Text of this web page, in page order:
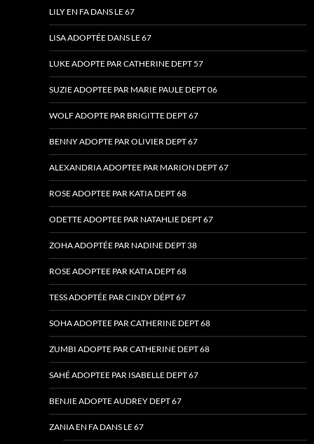
LILY EN FA DANS LE 67
LISA ADOPTÉE DANS LE 67
LUKE ADOPTE PAR CATHERINE DEPT 57
SUZIE ADOPTEE PAR MARIE PAULE DEPT 06
WOLF ADOPTE PAR BRIGITTE DEPT 67
BENNY ADOPTE PAR OLIVIER DEPT 67
ALEXANDRIA ADOPTEE PAR MARION DEPT 67
ROSE ADOPTEE PAR KATIA DEPT 68
ODETTE ADOPTEE PAR NATAHLIE DEPT 67
ZOHA ADOPTÉE PAR NADINE DEPT 38
ROSE ADOPTEE PAR KATIA DEPT 68
TESS ADOPTÉE PAR CINDY DÉPT 67
SOHA ADOPTEE PAR CATHERINE DEPT 68
ZUMBI ADOPTE PAR CATHERINE DEPT 68
SAHÉ ADOPTEE PAR ISABELLE DEPT 67
BENJIE ADOPTE AUDREY DEPT 67
ZANIA EN FA DANS LE 67